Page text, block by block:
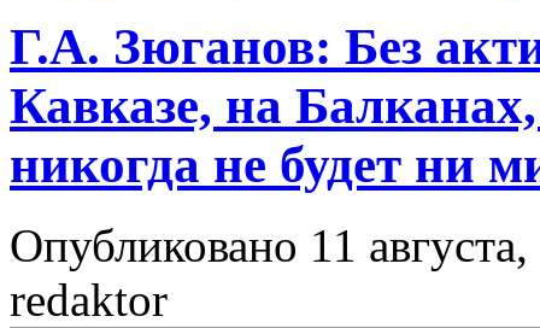
Г.А. Зюганов: Без
Кавказе, на
никогда не будет ни
Опубликовано 11
redaktor